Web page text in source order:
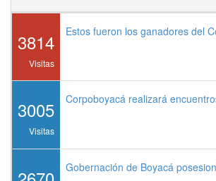
3814
Visitas
Estos fueron los ganadores del
3005
Visitas
Corpoboyacá realizará
Gobernación de Boyacá